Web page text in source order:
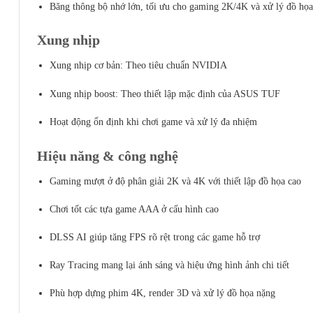
Băng thông bộ nhớ lớn, tối ưu cho gaming 2K/4K và xử lý đồ
Xung nhịp
Xung nhịp cơ bản: Theo tiêu chuẩn NVIDIA
Xung nhịp boost: Theo thiết lập mặc định của ASUS TUF
Hoạt động ổn định khi chơi game và xử lý đa nhiệm
Hiệu năng & công nghệ
Gaming mượt ở độ phân giải 2K và 4K với thiết lập đồ họa cao
Chơi tốt các tựa game AAA ở cấu hình cao
DLSS AI giúp tăng FPS rõ rệt trong các game hỗ trợ
Ray Tracing mang lại ánh sáng và hiệu ứng hình ảnh chi tiết
Phù hợp dựng phim 4K, render 3D và xử lý đồ họa nặng